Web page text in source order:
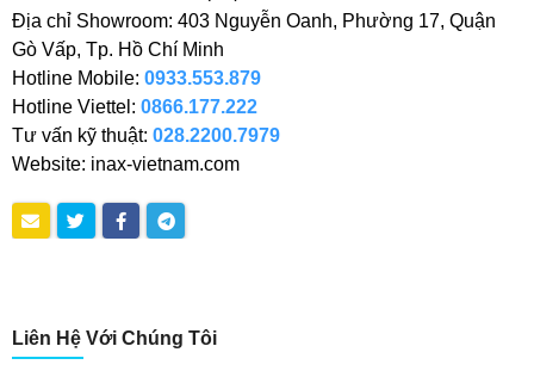
Địa chỉ Showroom: 403 Nguyễn Oanh, Phường 17, Quận
Gò Vấp, Tp. Hồ Chí Minh
Hotline Mobile: 0933.553.879
Hotline Viettel: 0866.177.222
Tư vấn kỹ thuật: 028.2200.7979
Website: inax-vietnam.com
Liên Hệ Với Chúng Tôi